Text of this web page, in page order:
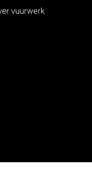
vuurwerk